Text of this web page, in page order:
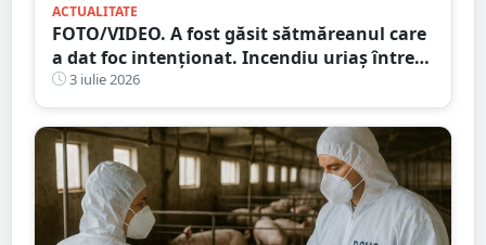
ACTUALITATE
FOTO/VIDEO. A fost găsit sătmăreanul care
a dat foc intenționat. Incendiu uriaș între
Dedeman și Auchan, în Satu Mare
3 iulie 2026